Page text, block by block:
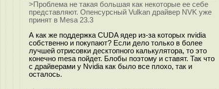
>Проблема не такая большая как некоторые ее себе
представляют. Опенсурсный Vulkan драйвер NVK уже
принят в Mesa 23.3
А как же поддержка CUDA ядер из-за которых nvidia
собственно и покупают? Если дело только в более
лучшей отрисовки десктопного калькулятора, то это
конечно mesa пойдет. Блобы поэтому и ставят. Так что
с драйверами у Nvidia как было все плохо, так и
осталось.